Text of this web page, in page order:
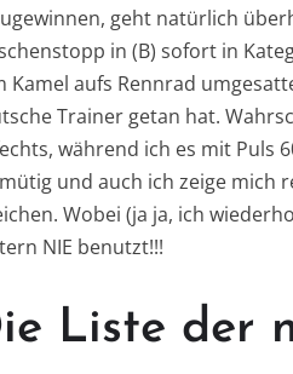
geht natürlich
in (B) sofort in
Kamel aufs Rennrad
Trainer getan hat.
während ich es mit Puls
und auch ich zeige mich
Wobei (ja ja, ich
NIE benutzt!!!
Liste der